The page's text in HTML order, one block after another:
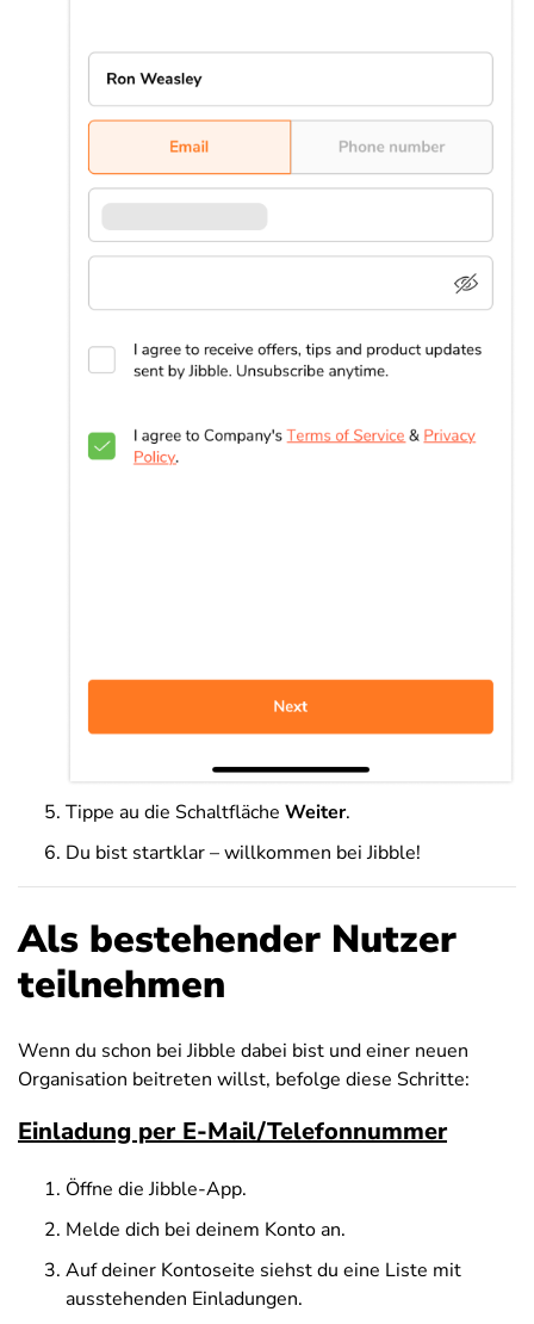
Tippe au die Schaltfläche Weiter.
Du bist startklar – willkommen bei Jibble!
Als bestehender Nutzer
teilnehmen
Wenn du schon bei Jibble dabei bist und einer neuen
Organisation beitreten willst, befolge diese Schritte:
Einladung per E-Mail/Telefonnummer
Öffne die Jibble-App.
Melde dich bei deinem Konto an.
Auf deiner Kontoseite siehst du eine Liste mit
ausstehenden Einladungen.